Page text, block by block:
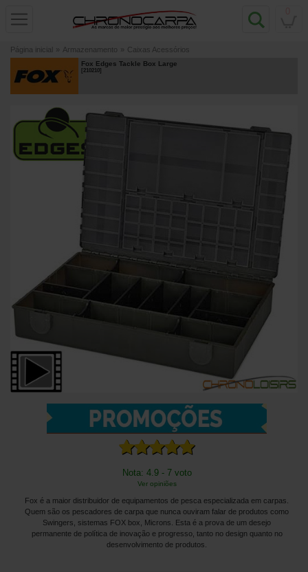
Página inicial » Armazenamento » Caixas Acessórios
Fox Edges Tackle Box Large
[210210]
Nota: 4.9 - 7 voto
Ver opiniões
Fox é a maior distribuidor de equipamentos de pesca especializada em carpas.
Quem são os pescadores de carpa que nunca ouviram falar de produtos como
Swingers, sistemas FOX box, Microns. Esta é a prova de um desejo
permanente de política de inovação e progresso, tanto no design quanto no
desenvolvimento de produtos.